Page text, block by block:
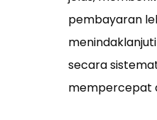
pembayaran
secara
mempercepat